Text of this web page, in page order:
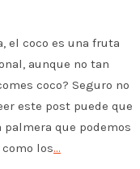
el coco es una fruta
aunque no tan
coco? Seguro no
este post puede que
que podemos
los…